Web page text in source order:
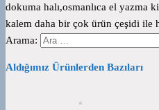
dokuma halı,osmanlıca el yazma
kalem daha bir çok ürün çeşidi ile
Arama:
Aldığımız Ürünlerden Bazıları